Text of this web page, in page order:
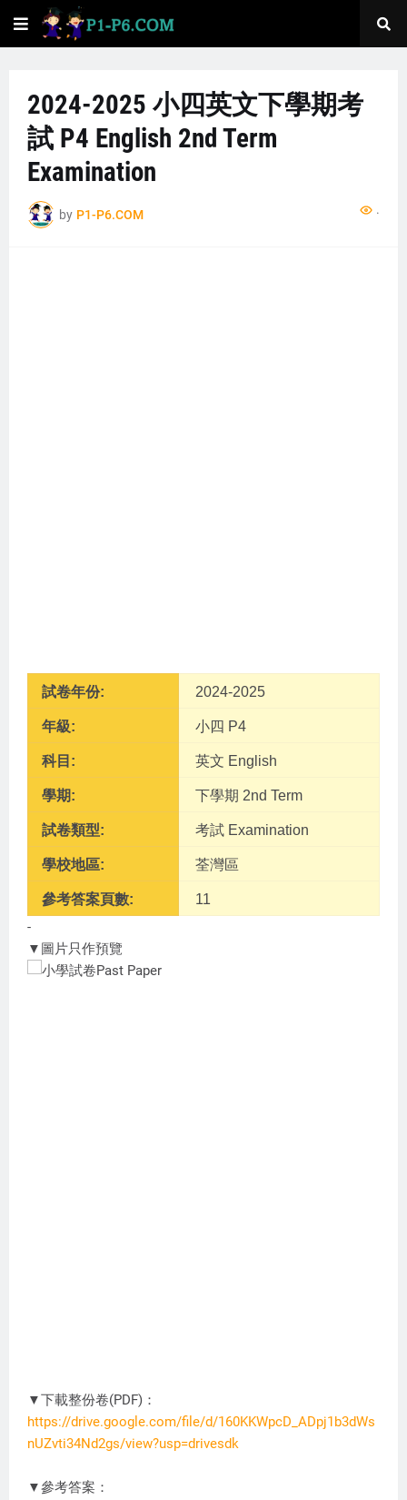
2024-2025 小四英文下學期考
試 P4 English 2nd Term
Examination
by P1-P6.COM ...
試卷年份: 2024-2025
年級: 小四 P4
科目: 英文 English
學期: 下學期 2nd Term
試卷類型: 考試 Examination
學校地區: 荃灣區
參考答案頁數: 11
-
▼圖片只作預覽
▼下載整份卷(PDF)：
https://drive.google.com/file/d/160KKWpcD_ADpj1b3dWs
nUZvti34Nd2gs/view?usp=drivesdk
▼參考答案：